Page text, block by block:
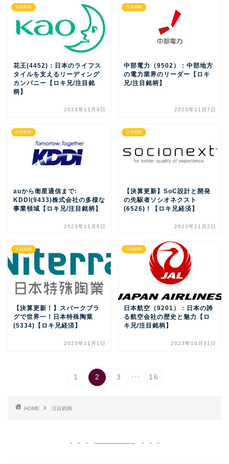
注目銘柄
花王(4452)：日本のライフス
タイルを支えるリーディング
カンパニー【ロキ兄/注目銘
柄】
2023年11月9日
注目銘柄
中部電力（9502）：中部地方
の電力業界のリーダー【ロキ
兄/注目銘柄】
2023年11月7日
注目銘柄
auから衛星通信まで:
KDDI(9433)株式会社の多様な
事業領域【ロキ兄/注目銘柄】
2023年11月6日
注目銘柄
【決算更新】SoC設計と開発
の先駆者ソシオネクスト
(6526)！【ロキ兄経済】
2023年11月2日
注目銘柄
【決算更新！】スパークプラ
グで世界一！日本特殊陶業
(5334)【ロキ兄経済】
2023年11月1日
注目銘柄
日本航空（9201）：日本の誇
る航空会社の歴史と魅力【ロ
キ兄/注目銘柄】
2023年10月31日
1 2 3 ... 16
HOME 注目銘柄